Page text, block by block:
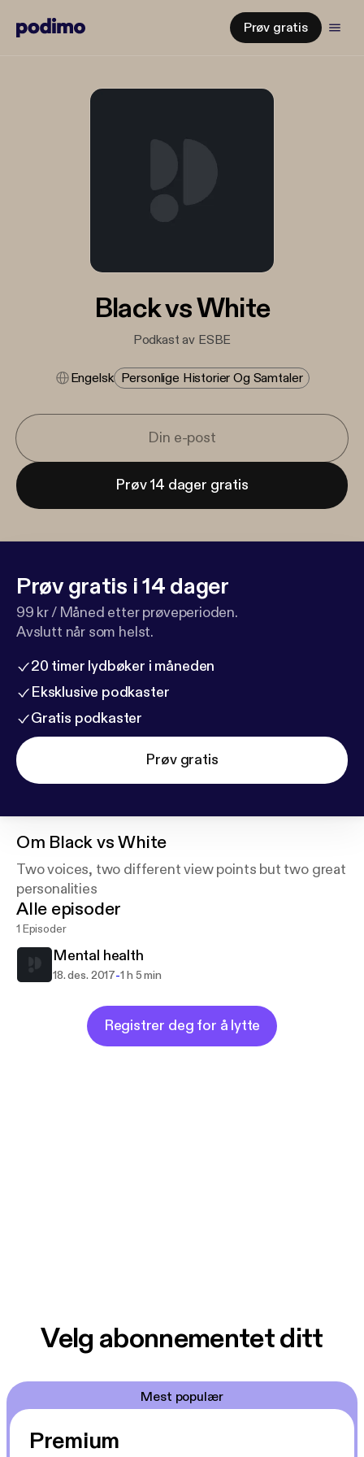
Prøv gratis
Black vs White
Podkast av ESBE
Engelsk Personlige Historier Og Samtaler
Prøv 14 dager gratis
Prøv gratis i 14 dager
99 kr / Måned etter prøveperioden.
Avslutt når som helst.
20 timer lydbøker i måneden
Eksklusive podkaster
Gratis podkaster
Prøv gratis
Om Black vs White
Two voices, two different view points but two great
personalities
Alle episoder
1 Episoder
Mental health
18. des. 2017-1 h 5 min
Registrer deg for å lytte
Velg abonnementet ditt
Mest populær
Premium